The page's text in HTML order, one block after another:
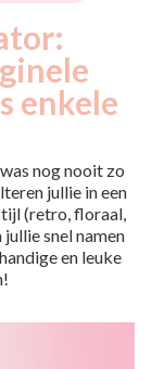
enkele
nog nooit zo
jullie in een
(retro, floraal,
snel namen
en leuke